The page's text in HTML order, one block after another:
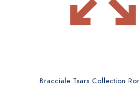
Bracciale Tsars Collection